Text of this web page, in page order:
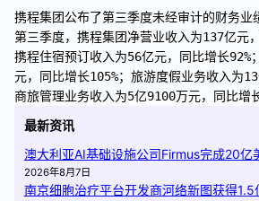
携程集团公布了第三季度未经审计的财务业
第三季度，携程集团净营业收入为137亿元
携程住宿预订收入为56亿元，同比增长92%
元，同比增长105%；旅游度假业务收入为13
商旅管理业务收入为5亿9100万元，同比增长
最新资讯
澳大利亚AI基础设施公司Firmus完成20亿
2026年8月7日
南京细胞治疗平台开发商河络新图获得